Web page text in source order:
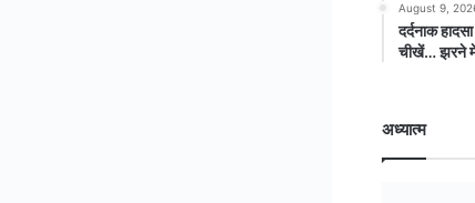
August 9,
दर्दनाक
चीखें… झरने
अध्यात्म